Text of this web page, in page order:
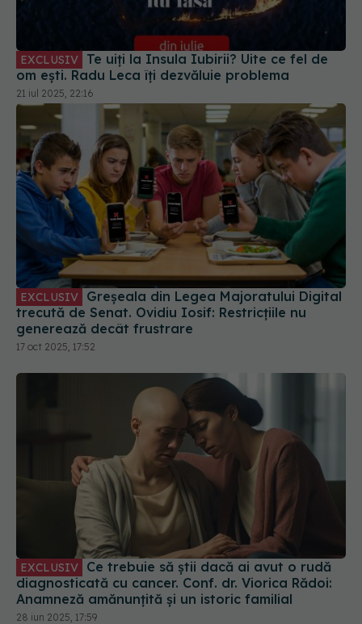
EXCLUSIV
om ești. Radu Leca îți dezvăluie problema
21 iul 2025, 22:16
EXCLUSIV
trecută de Senat. Ovidiu Iosif: Restricțiile nu
generează decât frustrare
17 oct 2025, 17:52
EXCLUSIV
diagnosticată cu cancer. Conf. dr. Viorica Rădoi:
Anamneză amănunțită și un istoric familial
28 iun 2025, 17:59